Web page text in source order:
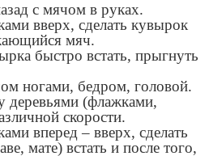
с мячом в руках.
вверх, сделать кувырок
мяч.
быстро встать, прыгнуть
ногами, бедром, головой.
деревьями (флажками,
скорости.
вперед – вверх, сделать
мате) встать и после того,